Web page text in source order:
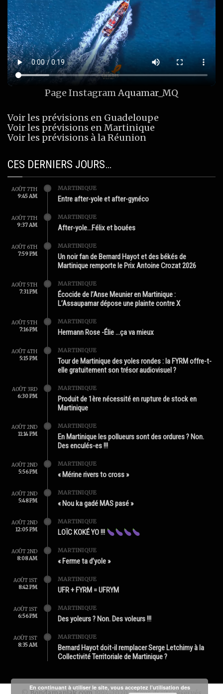
Page InstagramAquamar_MQ
Voir les prévisions en Guadeloupe
Voir les prévisions en Martinique
Voir les prévisions à la Réunion
CES DERNIERS JOURS…
AOÛT 7TH
9:45 AM
MARTINIQUE
Entre after-yole et after-gynéco
AOÛT 7TH
9:37 AM
MARTINIQUE
After-yole…Félix et bouées
AOÛT 6TH
7:59 PM
MARTINIQUE
Un noir fan de Bernard Hayot et des békés de
Martinique remporte le Prix Antoine Crozat 2026
AOÛT 5TH
7:31 PM
MARTINIQUE
Écocide de l’Anse Meunier en Martinique :
L’Assaupamar dépose une plainte contre X
AOÛT 5TH
7:16 PM
MARTINIQUE
Hermann Rose -Élie …ça va mieux
AOÛT 4TH
5:15 PM
MARTINIQUE
Tour de Martinique des yoles rondes : la FYRM offre-t-
elle gratuitement son trésor audiovisuel ?
AOÛT 3RD
6:30 PM
MARTINIQUE
Produit de 1ère nécessité en rupture de stock en
Martinique
AOÛT 2ND
11:14 PM
MARTINIQUE
En Martinique les pollueurs sont des ordures ? Non.
Des enculés-es !!!
AOÛT 2ND
5:56 PM
MARTINIQUE
« Mérine rivers to cross »
AOÛT 2ND
5:48 PM
MARTINIQUE
« Nou ka gadé MAS pasé »
AOÛT 2ND
12:05 PM
MARTINIQUE
LOÏC KOKÉ YO !!!
AOÛT 2ND
8:08 AM
MARTINIQUE
« Ferme ta d’yole »
AOÛT 1ST
8:42 PM
MARTINIQUE
UFR + FYRM = UFRYM
AOÛT 1ST
6:56 PM
MARTINIQUE
Des yoleurs ? Non. Des voleurs !!!
AOÛT 1ST
8:35 AM
MARTINIQUE
Bernard Hayot doit-il remplacer Serge Letchimy à la
Collectivité Territoriale de Martinique ?
En continuant à utiliser le site, vous acceptez l’utilisation des